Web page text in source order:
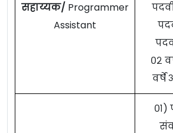
सहाय्यक/ Programmer
Assistant
०२
वर्षे